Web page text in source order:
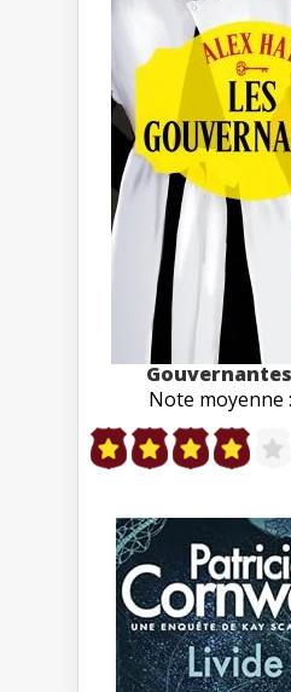
Note moyenne